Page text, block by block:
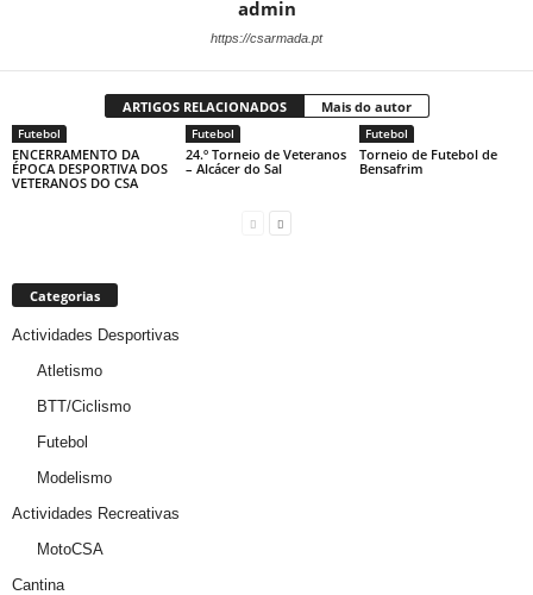
admin
https://csarmada.pt
ARTIGOS RELACIONADOS Mais do autor
Futebol
ENCERRAMENTO DA
ÉPOCA DESPORTIVA DOS
VETERANOS DO CSA
Futebol
24.º Torneio de Veteranos
– Alcácer do Sal
Futebol
Torneio de Futebol de
Bensafrim
Categorias
Actividades Desportivas
Atletismo
BTT/Ciclismo
Futebol
Modelismo
Actividades Recreativas
MotoCSA
Cantina